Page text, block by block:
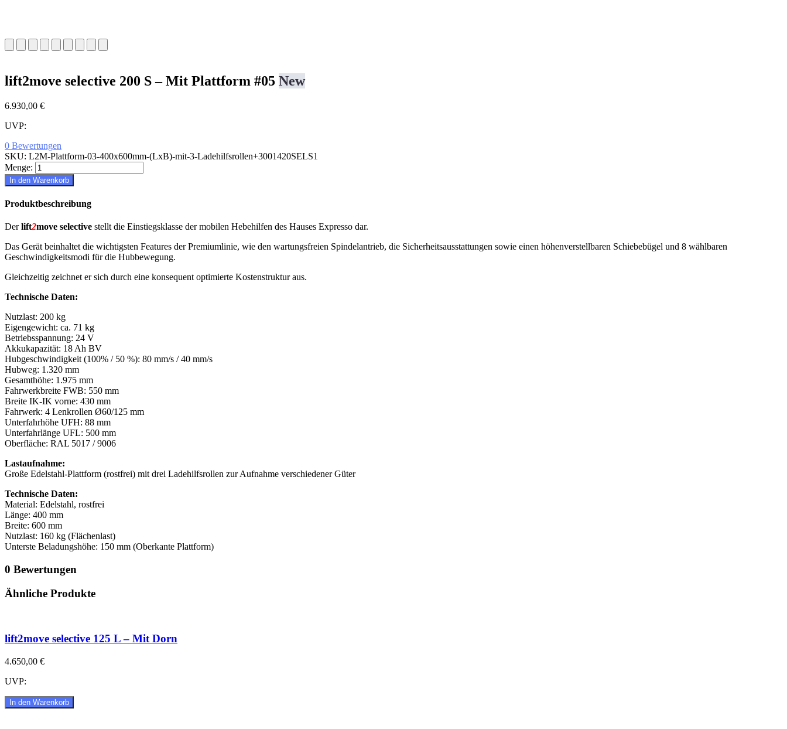
lift2move selective 200 S – Mit Plattform #05 New
6.930,00 €
UVP:
0 Bewertungen
SKU: L2M-Plattform-03-400x600mm-(LxB)-mit-3-Ladehilfsrollen+3001420SELS1
Menge:
In den Warenkorb
Produktbeschreibung
Derlift2move selective stellt die Einstiegsklasse der mobilen Hebehilfen des Hauses Expresso dar.
Das Gerät beinhaltet die wichtigsten Features der Premiumlinie, wie den wartungsfreien Spindelantrieb, die Sicherheitsausstattungen sowie einen höhenverstellbaren Schiebebügel und 8 wählbaren
Geschwindigkeitsmodi für die Hubbewegung.
Gleichzeitig zeichnet er sich durch eine konsequent optimierte Kostenstruktur aus.
Technische Daten:
Nutzlast: 200 kg
Eigengewicht: ca. 71 kg
Betriebsspannung: 24 V
Akkukapazität: 18 Ah BV
Hubgeschwindigkeit (100% / 50 %): 80 mm/s / 40 mm/s
Hubweg: 1.320 mm
Gesamthöhe: 1.975 mm
Fahrwerkbreite FWB: 550 mm
Breite IK-IK vorne: 430 mm
Fahrwerk: 4 Lenkrollen Ø60/125 mm
Unterfahrhöhe UFH: 88 mm
Unterfahrlänge UFL: 500 mm
Oberfläche: RAL 5017 / 9006
Lastaufnahme:
Große Edelstahl-Plattform (rostfrei) mit drei Ladehilfsrollen zur Aufnahme verschiedener Güter
Technische Daten:
Material: Edelstahl, rostfrei
Länge: 400 mm
Breite: 600 mm
Nutzlast: 160 kg (Flächenlast)
Unterste Beladungshöhe: 150 mm (Oberkante Plattform)
0 Bewertungen
Ähnliche Produkte
lift2move selective 125 L – Mit Dorn
4.650,00 €
UVP:
In den Warenkorb